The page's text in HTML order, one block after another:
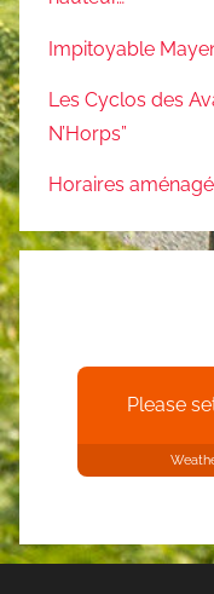
Impitoyable
Les Cyclos des
N’Horps”
Horaires
Please